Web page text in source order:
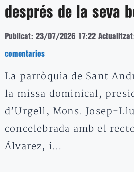
després de la seva
Publicat: 23/07/2026 17:22
comentarios
La parròquia de Sant
la missa dominical,
d’Urgell, Mons. Josep-
concelebrada amb el
Álvarez, i…